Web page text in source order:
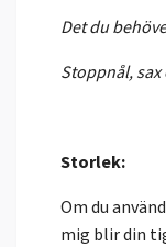
Det du
Stoppnål,
Storlek:
Om du
mig blir din